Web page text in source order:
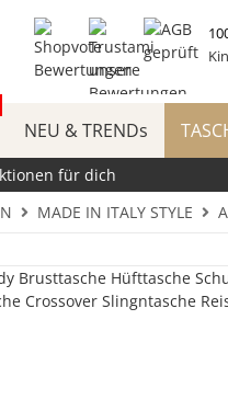
NEU & TRENDs
für dich
MADE IN ITALY STYLE